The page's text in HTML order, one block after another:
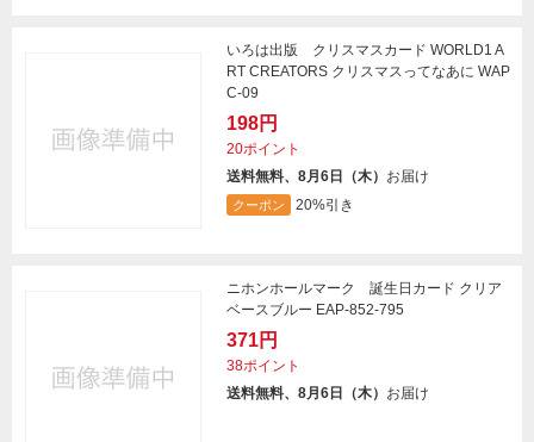
いろは出版 クリスマスカード WORLD1 A
RT CREATORS クリスマスってなあに WAP
C-09
198円
20ポイント
送料無料、8月6日（木） お届け
クーポン 20%引き
ニホンホールマーク 誕生日カード クリア
ベースブルー EAP-852-795
371円
38ポイント
送料無料、8月6日（木） お届け